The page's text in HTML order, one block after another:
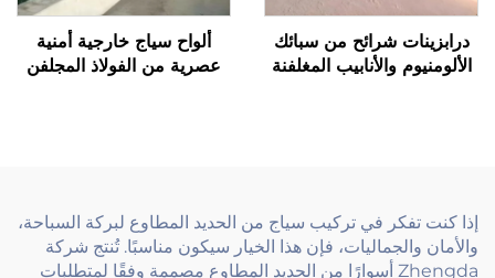
درابزينات شرائح من سبائك
الألومنيوم والأنابيب المغلفنة
ألواح سياج خارجية أمنية
عصرية من الفولاذ المجلفن
إذا كنت تفكر في تركيب سياج من الحديد المطاوع لبركة السباحة،
والأمان والجماليات، فإن هذا الخيار سيكون مناسبًا. تُنتج شركة
Zhengda أسوارًا من الحديد المطاوع مصممة وفقًا لمتطلبات